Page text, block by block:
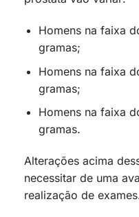
Homens na faixa
gramas;
Homens na faixa
gramas;
Homens na faixa
gramas.
Alterações acima
necessitar de uma
realização de